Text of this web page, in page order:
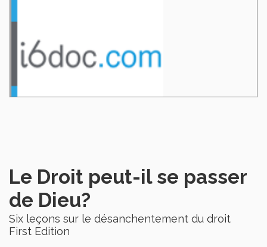
Le Droit peut-il se passer
de Dieu?
Six leçons sur le désanchentement du droit
First Edition